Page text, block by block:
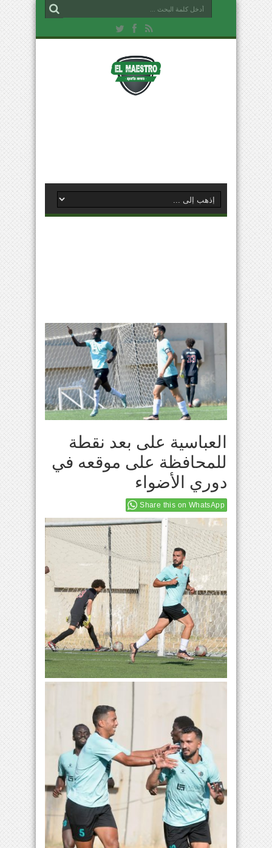
العباسية على بعد نقطة
للمحافظة على موقعه في
دوري الأضواء
Share this on WhatsApp